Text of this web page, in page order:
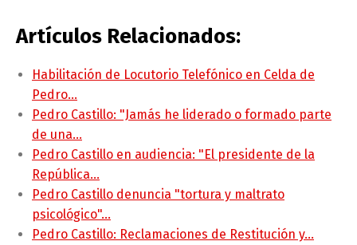
Artículos Relacionados:
Habilitación de Locutorio Telefónico en Celda de
Pedro…
Pedro Castillo: "Jamás he liderado o formado parte
de una…
Pedro Castillo en audiencia: "El presidente de la
República…
Pedro Castillo denuncia "tortura y maltrato
psicológico"…
Pedro Castillo: Reclamaciones de Restitución y…